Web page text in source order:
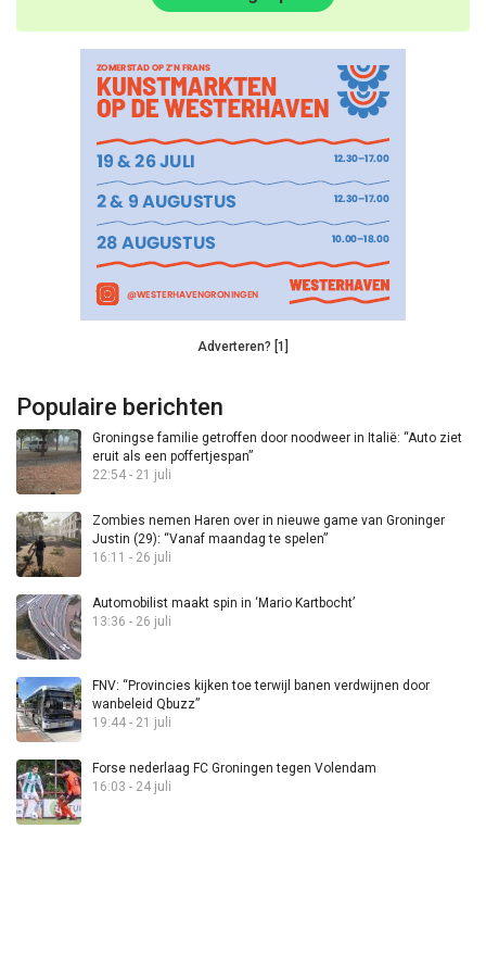
Adverteren? [1]
Populaire berichten
Groningse familie getroffen door noodweer in Italië: “Auto ziet
eruit als een poffertjespan”
22:54 - 21 juli
Zombies nemen Haren over in nieuwe game van Groninger
Justin (29): “Vanaf maandag te spelen”
16:11 - 26 juli
Automobilist maakt spin in ‘Mario Kartbocht’
13:36 - 26 juli
FNV: “Provincies kijken toe terwijl banen verdwijnen door
wanbeleid Qbuzz”
19:44 - 21 juli
Forse nederlaag FC Groningen tegen Volendam
16:03 - 24 juli